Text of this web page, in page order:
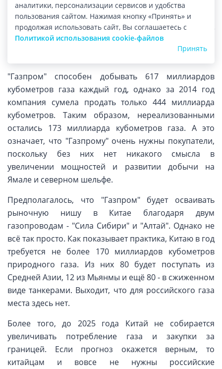
Изображение: mainfin.ru
В скором времени Российской Федерации будет
некуда девать добытый газ. Об этом доложил
"Газпром" способен добывать 617 миллиардов
кубометров газа каждый год, однако за 2014 год
компания сумела продать только 444 миллиарда
кубометров. Таким образом, нереализованными
остались 173 миллиарда кубометров газа. А это
означает, что "Газпрому" очень нужны покупатели,
поскольку без них нет никакого смысла в
увеличении мощностей и развитии добычи на
Ямале и северном шельфе.
Предполагалось, что "Газпром" будет осваивать
рыночную нишу в Китае благодаря двум
газопроводам - "Сила Сибири" и "Алтай". Однако не
всё так просто. Как показывает практика, Китаю в год
требуется не более 170 миллиардов кубометров
природного газа. Из них 80 будет поступать из
Средней Азии, 12 из Мьянмы и ещё 80 - в сжиженном
виде танкерами. Выходит, что для российского газа
места здесь нет.
Более того, до 2025 года Китай не собирается
увеличивать потребление газа и закупки за
границей. Если прогноз окажется верным, то
китайцам и вовсе не нужны российские
аналитики, персонализации сервисов и удобства
пользования сайтом. Нажимая кнопку «Принять» и
продолжая использовать сайт, Вы соглашаетесь с
Политикой использования cookie-файлов
Принять